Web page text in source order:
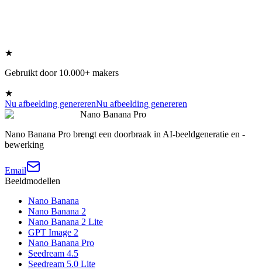
★
Gebruikt door 10.000+ makers
★
Nu afbeelding genererenNu afbeelding genereren
Nano Banana Pro
Nano Banana Pro brengt een doorbraak in AI-beeldgeneratie en -
bewerking
Email
Beeldmodellen
Nano Banana
Nano Banana 2
Nano Banana 2 Lite
GPT Image 2
Nano Banana Pro
Seedream 4.5
Seedream 5.0 Lite